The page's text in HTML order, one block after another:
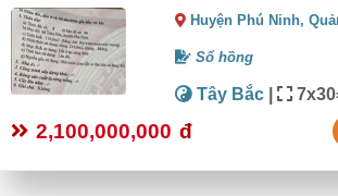
Huyện Phú Ninh,
Sổ hồng
Tây Bắc |
2,100,000,000 đ